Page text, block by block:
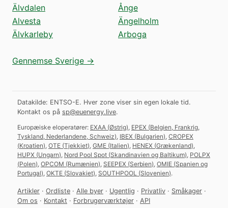
Älvdalen
Alvesta
Älvkarleby
Ånge
Ängelholm
Arboga
Gennemse Sverige →
Datakilde: ENTSO-E. Hver zone viser sin egen lokale tid.
Kontakt os på sp@euenergy.live.
Europæiske eloperatører: EXAA (Østrig) EPEX (Belgien, Frankrig,
Tyskland, Nederlandene, Schweiz) IBEX (Bulgarien) CROPEX
(Kroatien) OTE (Tjekkiet) GME (Italien) HENEX (Grækenland)
HUPX (Ungarn) Nord Pool Spot (Skandinavien og Baltikum) POLPX
(Polen) OPCOM (Rumænien) SEEPEX (Serbien) OMIE (Spanien og
Portugal) OKTE (Slovakiet) SOUTHPOOL (Slovenien).
Artikler · Ordliste · Alle byer · Ugentlig · Privatliv · Småkager ·
Om os · Kontakt · Forbrugerværktøjer · API